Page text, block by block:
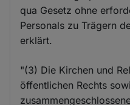
qua Gesetz ohne
Personals zu Trägern
erklärt.
"(3) Die Kirchen und
öffentlichen Rechts